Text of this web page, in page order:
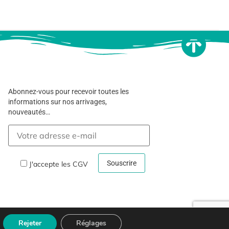
Abonnez-vous pour recevoir toutes les
informations sur nos arrivages,
nouveautés…
J'accepte les CGV
Rejeter Réglages